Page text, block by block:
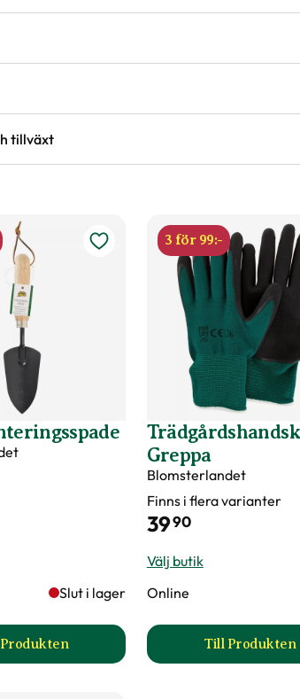
tillväxt
år efter behov, med fördel kan gödsel bytas ut mot
Slut i lager
till Bred planteringsspade produktsida
3 för 99:-
Greppa
Blomsterlandet
Finns i flera varianter
3990
Välj butik
Online
Till Produkten
till